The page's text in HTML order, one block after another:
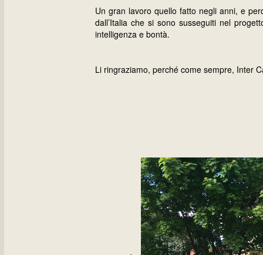
Un gran lavoro quello fatto negli anni, e
dall’Italia che si sono susseguiti nel
intelligenza e bontà.
Li ringraziamo, perché come sempre, Inter